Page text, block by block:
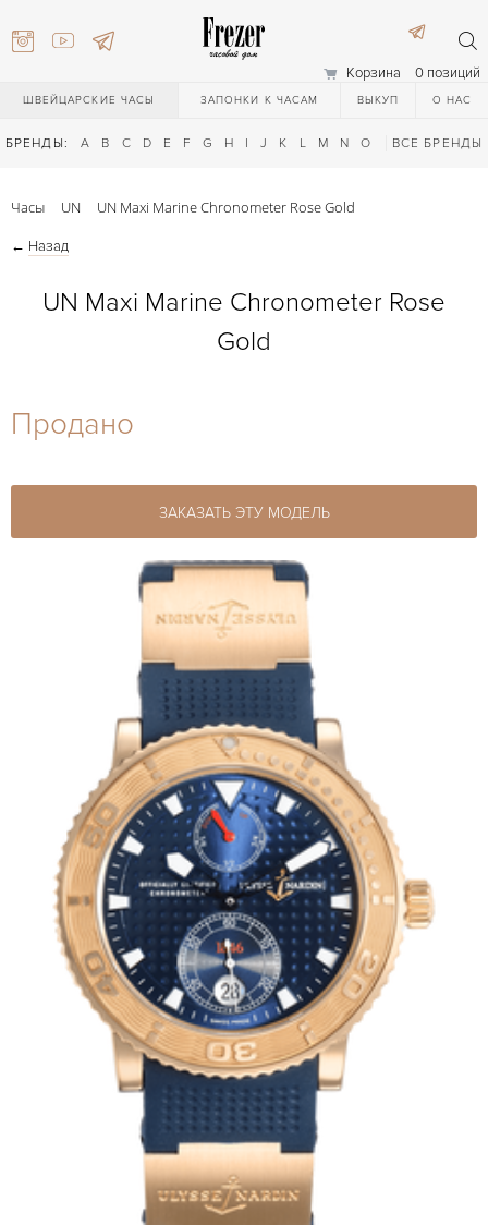
Корзина 0 позиций
ШВЕЙЦАРСКИЕ ЧАСЫ ЗАПОНКИ К ЧАСАМ ВЫКУП О НАС
БРЕНДЫ: A B C D E F G H I J K L M N O Q R S T
ВСЕ БРЕНДЫ
27-44
Часы UN UN Maxi Marine Chronometer Rose Gold
← Назад
UN Maxi Marine Chronometer Rose
Gold
Продано
ЗАКАЗАТЬ ЭТУ МОДЕЛЬ